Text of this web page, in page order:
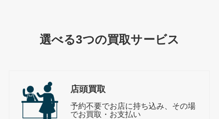
選べる3つの買取サービス
店頭買取
予約不要でお店に持ち込み、その場
でお買取・お支払い